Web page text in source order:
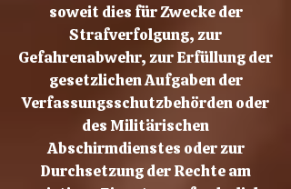
soweit dies für Zwecke der
Strafverfolgung, zur
Gefahrenabwehr, zur Erfüllung der
gesetzlichen Aufgaben der
Verfassungsschutzbehörden oder
des Militärischen
Abschirmdienstes oder zur
Durchsetzung der Rechte am